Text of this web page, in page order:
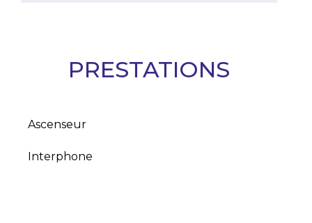
PRESTATIONS
Ascenseur
Interphone